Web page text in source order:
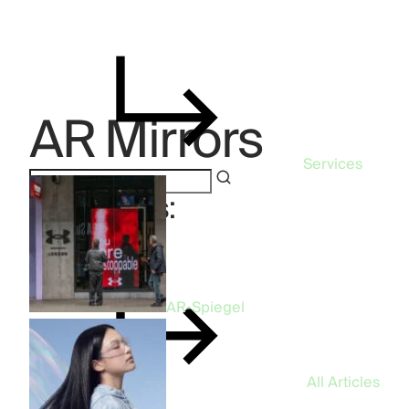
Services
AR-Spiegel
AR Mirrors
Categories:
AR Mirrors
All Articles